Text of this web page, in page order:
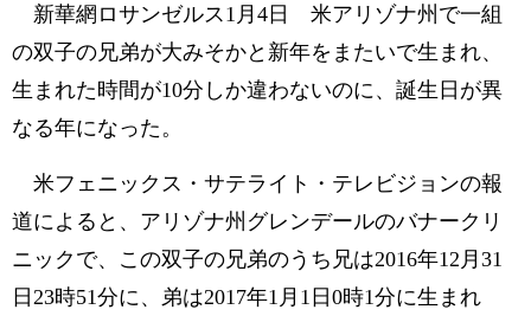
新華網ロサンゼルス1月4日 米アリゾナ州で一組
の双子の兄弟が大みそかと新年をまたいで生まれ、
生まれた時間が10分しか違わないのに、誕生日が異
なる年になった。
米フェニックス・サテライト・テレビジョンの報
道によると、アリゾナ州グレンデールのバナークリ
ニックで、この双子の兄弟のうち兄は2016年12月31
日23時51分に、弟は2017年1月1日0時1分に生まれ